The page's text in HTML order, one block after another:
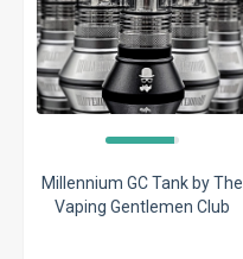
Millennium GC Tank by The
Vaping Gentlemen Club